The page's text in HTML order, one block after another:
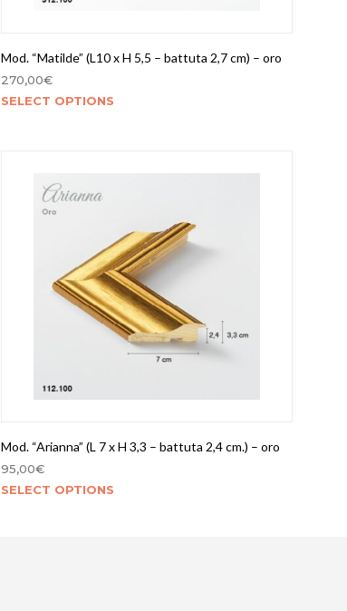
Mod. “Matilde” (L10 x H 5,5 – battuta 2,7 cm) – oro
270,00€
SELECT OPTIONS
Mod. “Arianna” (L 7 x H 3,3 – battuta 2,4 cm.) – oro
95,00€
SELECT OPTIONS